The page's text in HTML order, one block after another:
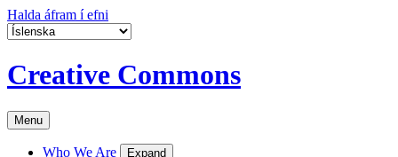
Halda áfram í efni
Creative Commons
Menu
Who We Are Expand